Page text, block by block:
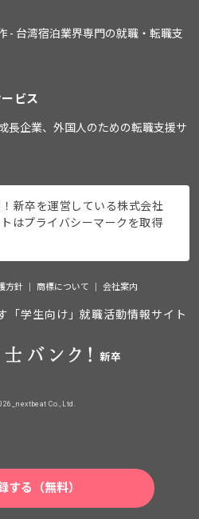
する（無料）
- 台湾宿泊業界専門の就職・転職支
ビス
長企業、外国人のための転職支援サ
新卒を運営している株式会社
はプライバシーマークを取得
方針 商標について 会社案内
「学生向け」就職活動情報サイト
Co., Ltd.